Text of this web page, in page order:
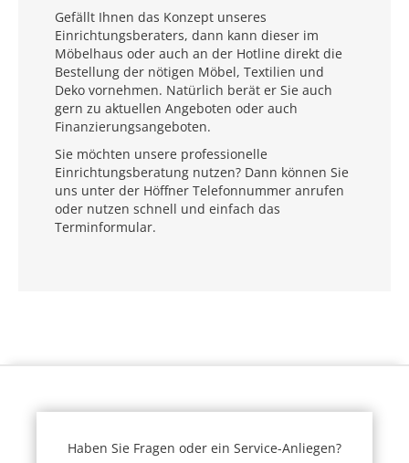
Gefällt Ihnen das Konzept unseres
Einrichtungsberaters, dann kann dieser im
Möbelhaus oder auch an der Hotline direkt die
Bestellung der nötigen Möbel, Textilien und
Deko vornehmen. Natürlich berät er Sie auch
gern zu aktuellen Angeboten oder auch
Finanzierungsangeboten.
Sie möchten unsere professionelle
Einrichtungsberatung nutzen? Dann können Sie
uns unter der Höffner Telefonnummer anrufen
oder nutzen schnell und einfach das
Terminformular.
Haben Sie Fragen oder ein Service-Anliegen?